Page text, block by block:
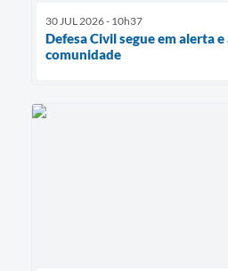
30 JUL 2026 - 10h37
Defesa Civil segue em alerta
comunidade